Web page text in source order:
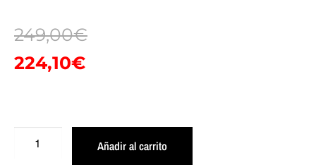
249,00€
224,10€
Añadir al carrito